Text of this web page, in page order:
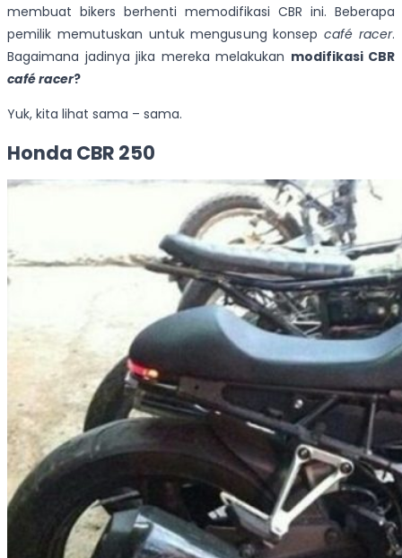
membuat bikers berhenti memodifikasi CBR ini. Beberapa
pemilik memutuskan untuk mengusung konsepcafé racer.
Bagaimana jadinya jika mereka melakukan modifikasi CBR
café racer?
Yuk, kita lihat sama – sama.
Honda CBR 250